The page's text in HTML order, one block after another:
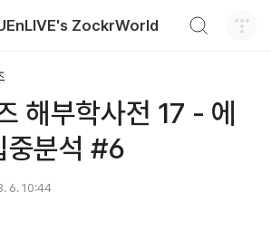
ZockrWorld
해부학사전 17 - 에
중분석 #6
6. 10:44